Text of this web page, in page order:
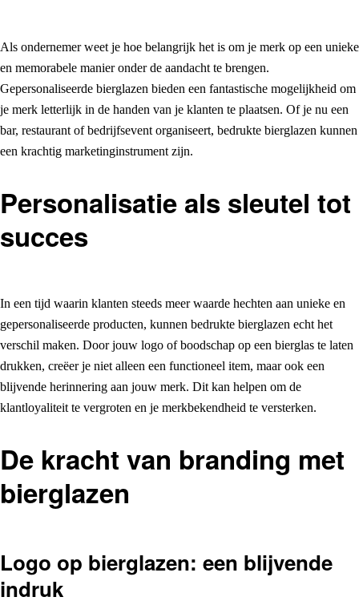
Als ondernemer weet je hoe belangrijk het is om je merk op een unieke
en memorabele manier onder de aandacht te brengen.
Gepersonaliseerde bierglazen bieden een fantastische mogelijkheid om
je merk letterlijk in de handen van je klanten te plaatsen. Of je nu een
bar, restaurant of bedrijfsevent organiseert, bedrukte bierglazen kunnen
een krachtig marketinginstrument zijn.
Personalisatie als sleutel tot
succes
In een tijd waarin klanten steeds meer waarde hechten aan unieke en
gepersonaliseerde producten, kunnen bedrukte bierglazen echt het
verschil maken. Door jouw logo of boodschap op een bierglas te laten
drukken, creëer je niet alleen een functioneel item, maar ook een
blijvende herinnering aan jouw merk. Dit kan helpen om de
klantloyaliteit te vergroten en je merkbekendheid te versterken.
De kracht van branding met
bierglazen
Logo op bierglazen: een blijvende
indruk